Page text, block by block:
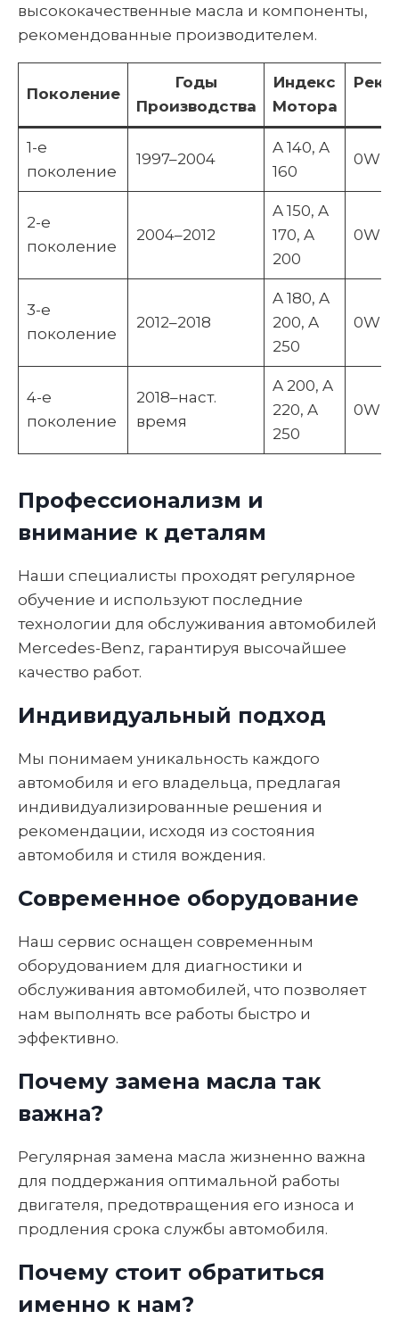
высококачественные масла и компоненты,
рекомендованные производителем.
Поколение
Годы
Производства
Индекс
Мотора
1-е
поколение
1997–2004
A 140, A
160
0W-
2-е
поколение
2004–2012
A 150, A
170, A
200
0W-
3-е
поколение
2012–2018
A 180, A
200, A
250
0W-
4-е
поколение
2018–наст.
время
A 200, A
220, A
250
0W-
Профессионализм и
внимание к деталям
Наши специалисты проходят регулярное
обучение и используют последние
технологии для обслуживания автомобилей
Mercedes-Benz, гарантируя высочайшее
качество работ.
Индивидуальный подход
Мы понимаем уникальность каждого
автомобиля и его владельца, предлагая
индивидуализированные решения и
рекомендации, исходя из состояния
автомобиля и стиля вождения.
Современное оборудование
Наш сервис оснащен современным
оборудованием для диагностики и
обслуживания автомобилей, что позволяет
нам выполнять все работы быстро и
эффективно.
Почему замена масла так
важна?
Регулярная замена масла жизненно важна
для поддержания оптимальной работы
двигателя, предотвращения его износа и
продления срока службы автомобиля.
Почему стоит обратиться
именно к нам?